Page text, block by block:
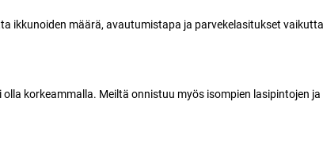
ikkunoiden määrä, avautumistapa ja parvekelasitukset
korkeammalla. Meiltä onnistuu myös isompien lasipintojen